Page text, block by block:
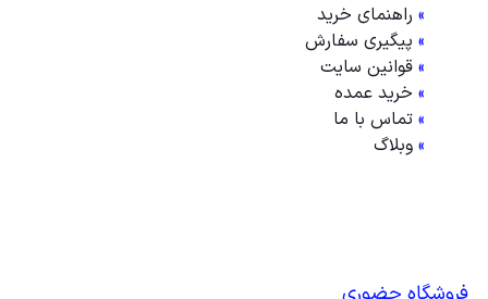
» راهنمای خرید
» پیگیری سفارش
» قوانین سایت
» خرید عمده
» تماس با ما
» وبلاگ